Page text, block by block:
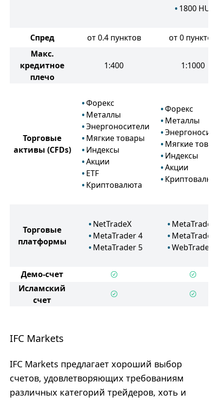
1800 HUF
Спред от 0.4 пунктов
от 0 пунктов
Макс.
кредитное
плечо
1:400 1:1000
Торговые
активы (CFDs)
Форекс
Металлы
Энергоносители
Мягкие товары
Индексы
Акции
ETF
Криптовалюта
Форекс
Металлы
Мягкие
Индексы
Акции
Торговые
платформы
NetTradeX
MetaTrader 4
MetaTrader 5
MetaTrader
MetaTrader
WebTrader
Демо-счет
Исламский
счет
IFC Markets
IFC Markets предлагает хороший выбор
счетов, удовлетворяющих требованиям
различных категорий трейдеров, хоть и